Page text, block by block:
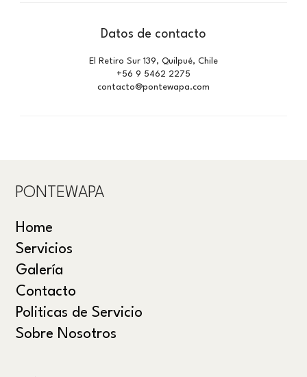
Datos de contacto
El Retiro Sur 139, Quilpué, Chile
+56 9 5462 2275
contacto@pontewapa.com
PONTEWAPA
Home
Servicios
Galería
Contacto
Politicas de Servicio
Sobre Nosotros